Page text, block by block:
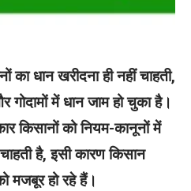
का धान खरीदना ही नहीं चाहती,
में धान जाम हो चुका है।
किसानों को नियम-कानूनों में
है, इसी कारण किसान
मजबूर हो रहे हैं।